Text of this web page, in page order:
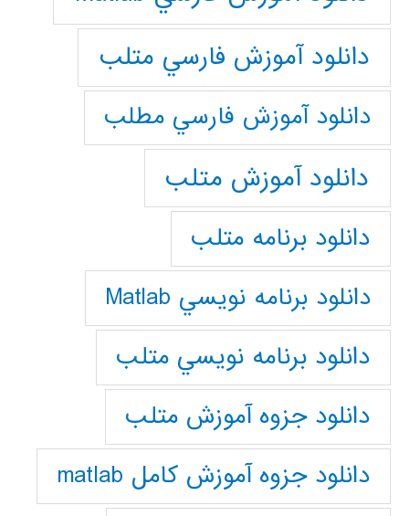
دانلود آموزش فارسي متلب
دانلود آموزش فارسي مطلب
دانلود آموزش متلب
دانلود برنامه متلب
دانلود برنامه نويسي Matlab
دانلود برنامه نويسي متلب
دانلود جزوه آموزش متلب
دانلود جزوه آموزش کامل matlab